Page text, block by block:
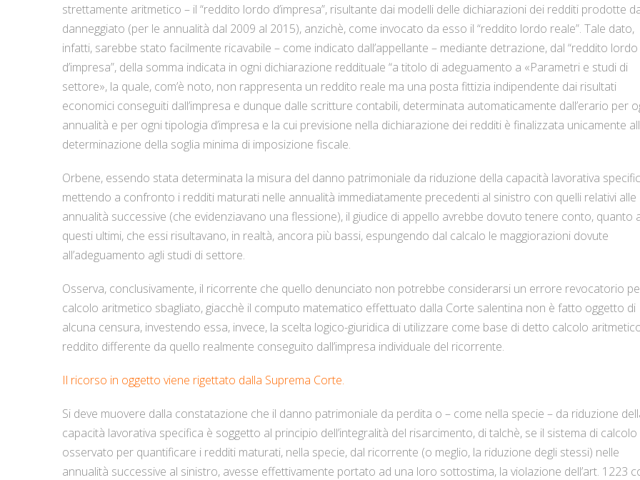
strettamente aritmetico – il “reddito lordo d’impresa”, risultante dai modelli delle dichiarazioni dei redditi prodotte
danneggiato (per le annualità dal 2009 al 2015), anzichè, come invocato da esso il “reddito lordo reale”. Tale dato,
infatti, sarebbe stato facilmente ricavabile – come indicato dall’appellante – mediante detrazione, dal “reddito lordo
d’impresa”, della somma indicata in ogni dichiarazione reddituale “a titolo di adeguamento a «Parametri e studi di
settore», la quale, com’è noto, non rappresenta un reddito reale ma una posta fittizia indipendente dai risultati
economici conseguiti dall’impresa e dunque dalle scritture contabili, determinata automaticamente dall’erario per
annualità e per ogni tipologia d’impresa e la cui previsione nella dichiarazione dei redditi è finalizzata unicamente
determinazione della soglia minima di imposizione fiscale.
Orbene, essendo stata determinata la misura del danno patrimoniale da riduzione della capacità lavorativa
mettendo a confronto i redditi maturati nelle annualità immediatamente precedenti al sinistro con quelli relativi alle
annualità successive (che evidenziavano una flessione), il giudice di appello avrebbe dovuto tenere conto, quanto
questi ultimi, che essi risultavano, in realtà, ancora più bassi, espungendo dal calcalo le maggiorazioni dovute
all’adeguamento agli studi di settore.
Osserva, conclusivamente, il ricorrente che quello denunciato non potrebbe considerarsi un errore revocatorio
calcolo aritmetico sbagliato, giacchè il computo matematico effettuato dalla Corte salentina non è fatto oggetto di
alcuna censura, investendo essa, invece, la scelta logico-giuridica di utilizzare come base di detto calcolo
reddito differente da quello realmente conseguito dall’impresa individuale del ricorrente.
Il ricorso in oggetto viene rigettato dalla Suprema Corte.
Si deve muovere dalla constatazione che il danno patrimoniale da perdita o – come nella specie – da riduzione
capacità lavorativa specifica è soggetto al principio dell’integralità del risarcimento, di talchè, se il sistema di calcolo
osservato per quantificare i redditi maturati, nella specie, dal ricorrente (o meglio, la riduzione degli stessi) nelle
annualità successive al sinistro, avesse effettivamente portato ad una loro sottostima, la violazione dell’art. 1223